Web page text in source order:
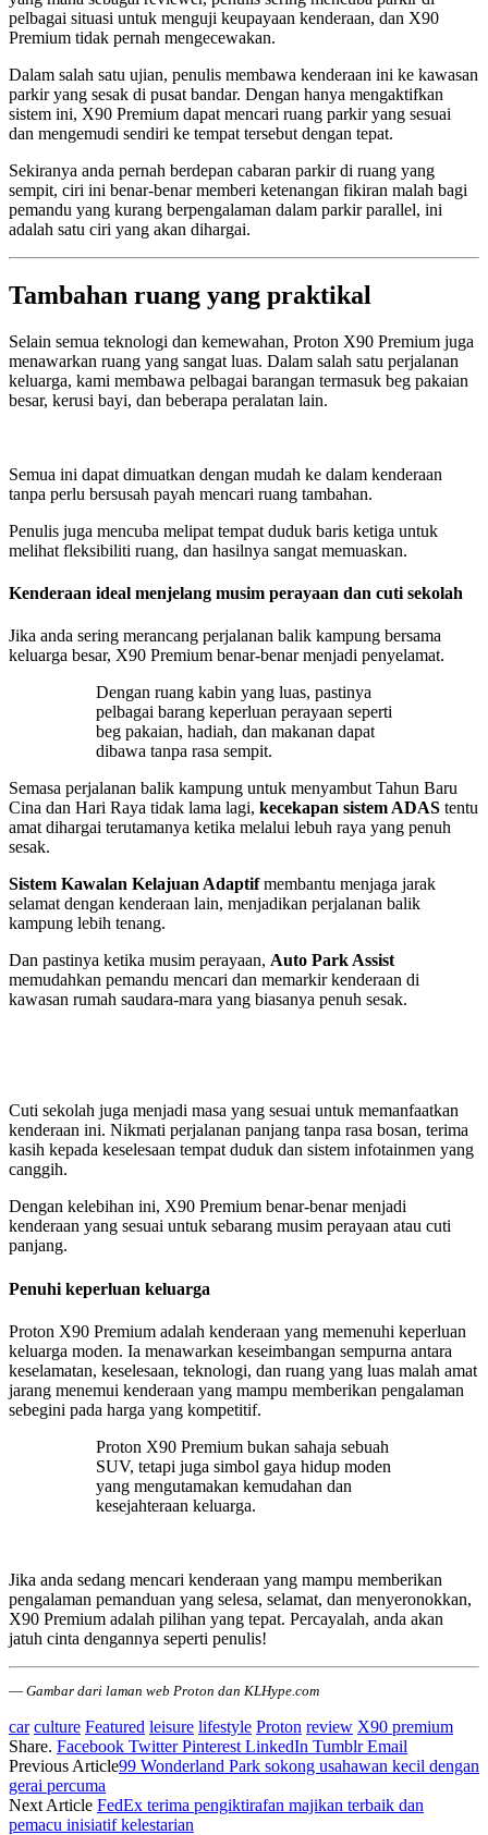
pelbagai situasi untuk menguji keupayaan kenderaan, dan X90
Premium tidak pernah mengecewakan.
Dalam salah satu ujian, penulis membawa kenderaan ini ke kawasan
parkir yang sesak di pusat bandar. Dengan hanya mengaktifkan
sistem ini, X90 Premium dapat mencari ruang parkir yang sesuai
dan mengemudi sendiri ke tempat tersebut dengan tepat.
Sekiranya anda pernah berdepan cabaran parkir di ruang yang
sempit, ciri ini benar-benar memberi ketenangan fikiran malah bagi
pemandu yang kurang berpengalaman dalam parkir parallel, ini
adalah satu ciri yang akan dihargai.
Tambahan ruang yang praktikal
Selain semua teknologi dan kemewahan, Proton X90 Premium juga
menawarkan ruang yang sangat luas. Dalam salah satu perjalanan
keluarga, kami membawa pelbagai barangan termasuk beg pakaian
besar, kerusi bayi, dan beberapa peralatan lain.
Semua ini dapat dimuatkan dengan mudah ke dalam kenderaan
tanpa perlu bersusah payah mencari ruang tambahan.
Penulis juga mencuba melipat tempat duduk baris ketiga untuk
melihat fleksibiliti ruang, dan hasilnya sangat memuaskan.
Kenderaan ideal menjelang musim perayaan dan cuti sekolah
Jika anda sering merancang perjalanan balik kampung bersama
keluarga besar, X90 Premium benar-benar menjadi penyelamat.
Dengan ruang kabin yang luas, pastinya
pelbagai barang keperluan perayaan seperti
beg pakaian, hadiah, dan makanan dapat
dibawa tanpa rasa sempit.
Semasa perjalanan balik kampung untuk menyambut Tahun Baru
Cina dan Hari Raya tidak lama lagi, kecekapan sistem ADAS tentu
amat dihargai terutamanya ketika melalui lebuh raya yang penuh
sesak.
Sistem Kawalan Kelajuan Adaptifmembantu menjaga jarak
selamat dengan kenderaan lain, menjadikan perjalanan balik
kampung lebih tenang.
Dan pastinya ketika musim perayaan, Auto Park Assist
memudahkan pemandu mencari dan memarkir kenderaan di
kawasan rumah saudara-mara yang biasanya penuh sesak.
Cuti sekolah juga menjadi masa yang sesuai untuk memanfaatkan
kenderaan ini. Nikmati perjalanan panjang tanpa rasa bosan, terima
kasih kepada keselesaan tempat duduk dan sistem infotainmen yang
canggih.
Dengan kelebihan ini, X90 Premium benar-benar menjadi
kenderaan yang sesuai untuk sebarang musim perayaan atau cuti
panjang.
Penuhi keperluan keluarga
Proton X90 Premium adalah kenderaan yang memenuhi keperluan
keluarga moden. Ia menawarkan keseimbangan sempurna antara
keselamatan, keselesaan, teknologi, dan ruang yang luas malah amat
jarang menemui kenderaan yang mampu memberikan pengalaman
sebegini pada harga yang kompetitif.
Proton X90 Premium bukan sahaja sebuah
SUV, tetapi juga simbol gaya hidup moden
yang mengutamakan kemudahan dan
kesejahteraan keluarga.
Jika anda sedang mencari kenderaan yang mampu memberikan
pengalaman pemanduan yang selesa, selamat, dan menyeronokkan,
X90 Premium adalah pilihan yang tepat. Percayalah, anda akan
jatuh cinta dengannya seperti penulis!
— Gambar dari laman web Proton dan KLHype.com
car culture Featured leisure lifestyle Proton review X90 premium
Share. Facebook Twitter Pinterest LinkedIn Tumblr Email
Previous Article99 Wonderland Park sokong usahawan kecil dengan
gerai percuma
Next Article FedEx terima pengiktirafan majikan terbaik dan
pemacu inisiatif kelestarian